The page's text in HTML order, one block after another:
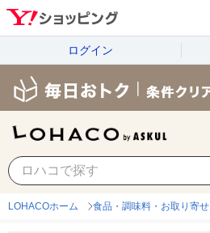
ログイン
LOHACOホーム 食品・調味料・お取り寄せ